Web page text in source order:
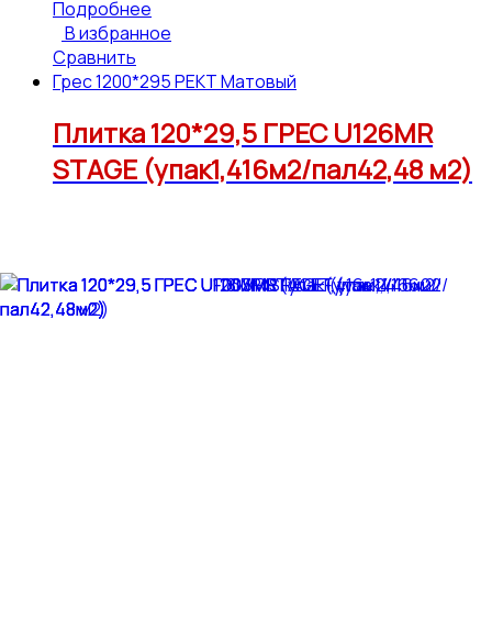
Подробнее
В избранное
Сравнить
Грес 1200*295 РЕКТ Матовый
Плитка 120*29,5 ГРЕС U126MR
STAGE (упак1,416м2/пал42,48 м2)